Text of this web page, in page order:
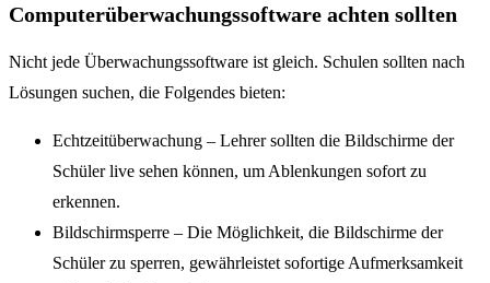
Computerüberwachungssoftware achten sollten
Nicht jede Überwachungssoftware ist gleich. Schulen sollten nach
Lösungen suchen, die Folgendes bieten:
Echtzeitüberwachung – Lehrer sollten die Bildschirme der
Schüler live sehen können, um Ablenkungen sofort zu
erkennen.
Bildschirmsperre – Die Möglichkeit, die Bildschirme der
Schüler zu sperren, gewährleistet sofortige Aufmerksamkeit